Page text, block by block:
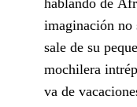
imaginación no
sale de su
mochilera
va de